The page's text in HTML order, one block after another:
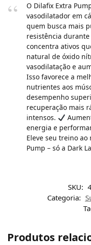
O Dilafix Extra
vasodilatador em
quem busca mais
resistência
concentra ativos
natural de óxido
vasodilatação e
Isso favorece a
nutrientes aos
desempenho
recuperação mais
intensos.
energia e
Eleve seu treino ao
Pump – só a Dark
SKU:
Categoria:
Produtos